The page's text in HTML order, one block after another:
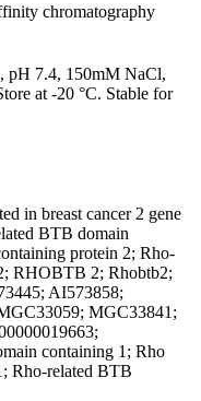
chromatography
pH 7.4, 150mM NaCl,
at -20 °C. Stable for
in breast cancer 2 gene
BTB domain
protein 2; Rho-
RHOBTB 2; Rhobtb2;
AI573858;
MGC33841;
containing 1; Rho
Rho-related BTB